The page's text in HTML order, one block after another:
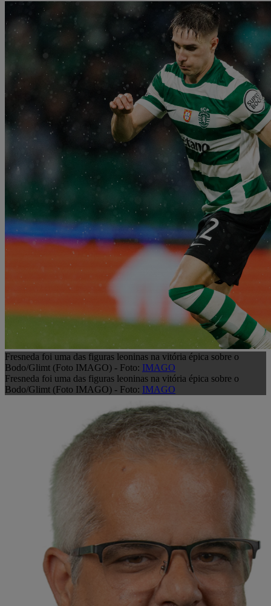
Fresneda foi uma das figuras leoninas na vitória épica sobre o
Bodo/Glimt (Foto IMAGO) - Foto: IMAGO
Fresneda foi uma das figuras leoninas na vitória épica sobre o
Bodo/Glimt (Foto IMAGO) - Foto: IMAGO